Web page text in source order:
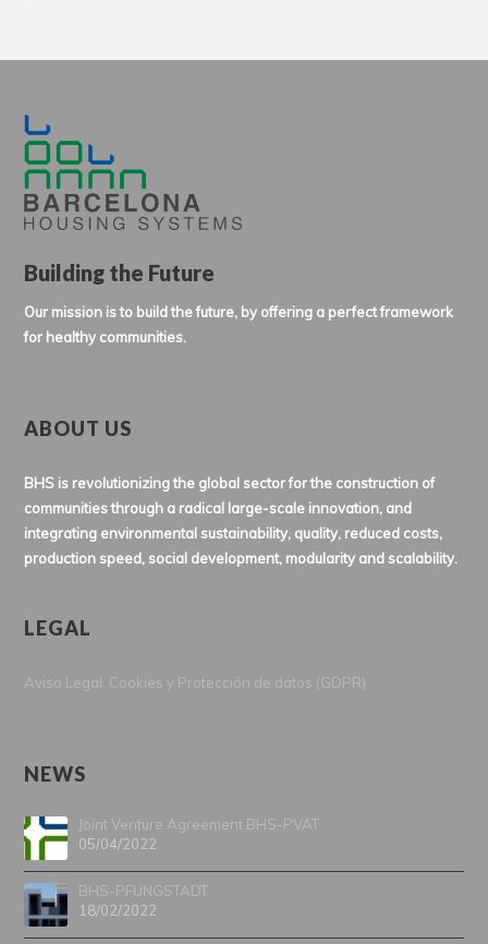
Building the Future
Our mission is to build the future, by offering a perfect framework
for healthy communities.
ABOUT US
BHS is revolutionizing the global sector for the construction of
communities through a radical large-scale innovation, and
integrating environmental sustainability, quality, reduced costs,
production speed, social development, modularity and scalability.
LEGAL
Aviso Legal, Cookies y Protección de datos (GDPR)
NEWS
Joint Venture Agreement BHS-PVAT
05/04/2022
BHS-PFUNGSTADT
18/02/2022